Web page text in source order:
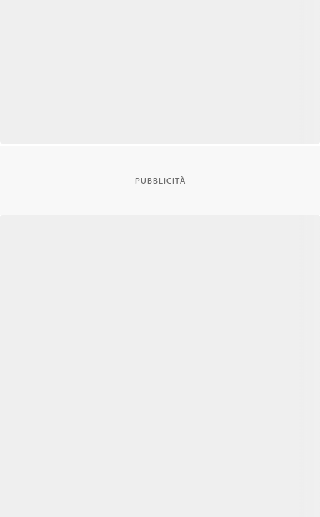
PUBBLICITÀ